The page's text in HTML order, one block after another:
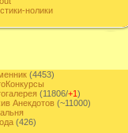
нолики
(4453)
(11806/+1)
Анекдотов (~11000)
(426)